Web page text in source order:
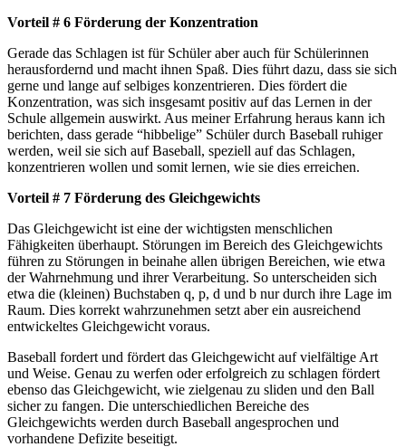
Vorteil # 6 Förderung der Konzentration
Gerade das Schlagen ist für Schüler aber auch für Schülerinnen
herausfordernd und macht ihnen Spaß. Dies führt dazu, dass sie sich
gerne und lange auf selbiges konzentrieren. Dies fördert die
Konzentration, was sich insgesamt positiv auf das Lernen in der
Schule allgemein auswirkt. Aus meiner Erfahrung heraus kann ich
berichten, dass gerade “hibbelige” Schüler durch Baseball ruhiger
werden, weil sie sich auf Baseball, speziell auf das Schlagen,
konzentrieren wollen und somit lernen, wie sie dies erreichen.
Vorteil # 7 Förderung des Gleichgewichts
Das Gleichgewicht ist eine der wichtigsten menschlichen
Fähigkeiten überhaupt. Störungen im Bereich des Gleichgewichts
führen zu Störungen in beinahe allen übrigen Bereichen, wie etwa
der Wahrnehmung und ihrer Verarbeitung. So unterscheiden sich
etwa die (kleinen) Buchstaben q, p, d und b nur durch ihre Lage im
Raum. Dies korrekt wahrzunehmen setzt aber ein ausreichend
entwickeltes Gleichgewicht voraus.
Baseball fordert und fördert das Gleichgewicht auf vielfältige Art
und Weise. Genau zu werfen oder erfolgreich zu schlagen fördert
ebenso das Gleichgewicht, wie zielgenau zu sliden und den Ball
sicher zu fangen. Die unterschiedlichen Bereiche des
Gleichgewichts werden durch Baseball angesprochen und
vorhandene Defizite beseitigt.